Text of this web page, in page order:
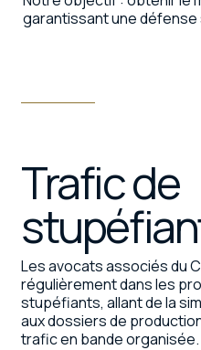
garantissant une défense
Trafic de
Les avocats associés du
régulièrement dans les
stupéfiants, allant de la
aux dossiers de
trafic en bande organisée.